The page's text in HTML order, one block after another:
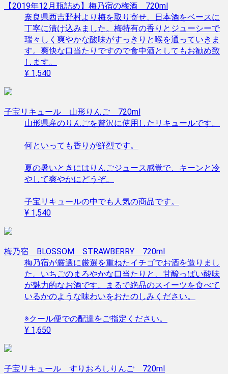
【2019年12月瓶詰め】梅乃宿の梅酒 720ml
奈良県西吉野村より梅を取り寄せ、日本酒をベースに
丁寧に漬け込みました。梅特有の香りとジューシーで
瑞々しく爽やかな酸味がすっきりと喉を通っていきま
す。爽快な口当たりですので食中酒としてもお勧め致
します。
¥ 1,540
子宝リキュール 山形りんご 720ml
山形県産のりんごを贅沢に使用したリキュールです。
何といっても香りが鮮烈です。
夏の暑いときにはりんごジュース感覚で、キーンと冷
やして爽やかにどうぞ。
子宝リキュールの中でも人気の商品です。
¥ 1,540
梅乃宿 BLOSSOM STRAWBERRY 720ml
梅乃宿が厳選に厳選を重ねたイチゴでお酒を造りまし
た。いちごのまろやかな口当たりと、甘酸っぱい酸味
が魅力的なお酒です。まるで絶品のスイーツを食べて
いるかのような味わいをおたのしみください。
※クール便での配達をご指定ください。
¥ 1,650
子宝リキュール すりおろしりんご 720ml